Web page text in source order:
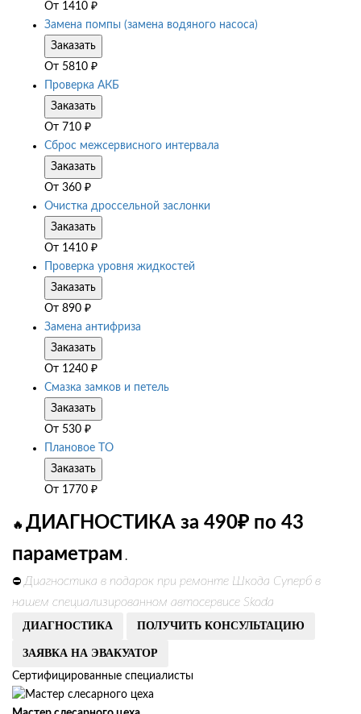
От 1410 ₽
Замена помпы (замена водяного насоса)
Заказать
От 5810 ₽
Проверка АКБ
Заказать
От 710 ₽
Сброс межсервисного интервала
Заказать
От 360 ₽
Очистка дроссельной заслонки
Заказать
От 1410 ₽
Проверка уровня жидкостей
Заказать
От 890 ₽
Замена антифриза
Заказать
От 1240 ₽
Смазка замков и петель
Заказать
От 530 ₽
Плановое ТО
Заказать
От 1770 ₽
🔥 ДИАГНОСТИКА за 490₽ по 43
параметрам .
⛔ Диагностика в подарок при ремонте Шкода Суперб в
нашем специализированном автосервисе Skoda
ДИАГНОСТИКА ПОЛУЧИТЬ КОНСУЛЬТАЦИЮ
ЗАЯВКА НА ЭВАКУАТОР
Сертифицированные специалисты